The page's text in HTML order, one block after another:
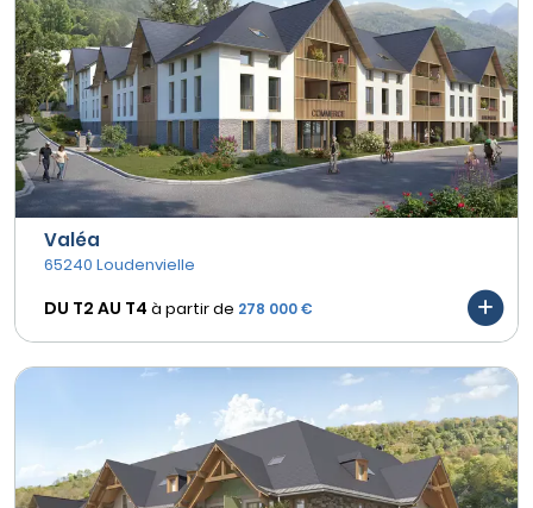
Valéa
65240 Loudenvielle
DU T2 AU T4 à partir de 278 000 €